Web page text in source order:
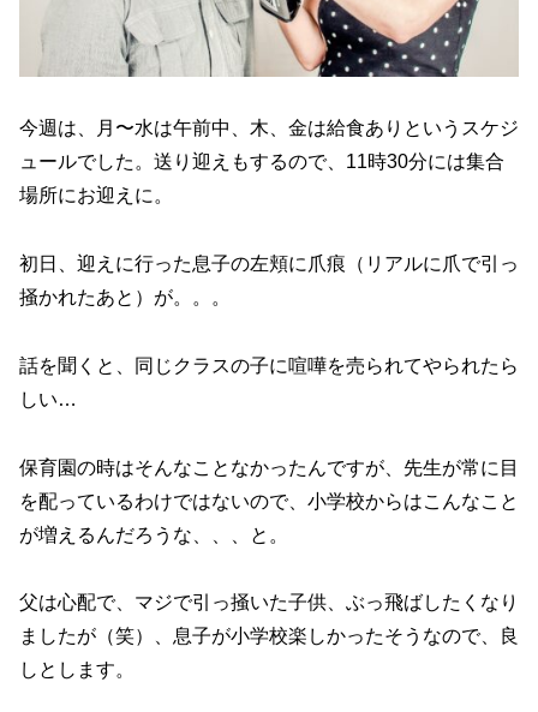
今週は、月〜水は午前中、木、金は給食ありというスケジ
ュールでした。送り迎えもするので、11時30分には集合
場所にお迎えに。
初日、迎えに行った息子の左頬に爪痕（リアルに爪で引っ
掻かれたあと）が。。。
話を聞くと、同じクラスの子に喧嘩を売られてやられたら
しい…
保育園の時はそんなことなかったんですが、先生が常に目
を配っているわけではないので、小学校からはこんなこと
が増えるんだろうな、、、と。
父は心配で、マジで引っ掻いた子供、ぶっ飛ばしたくなり
ましたが（笑）、息子が小学校楽しかったそうなので、良
しとします。